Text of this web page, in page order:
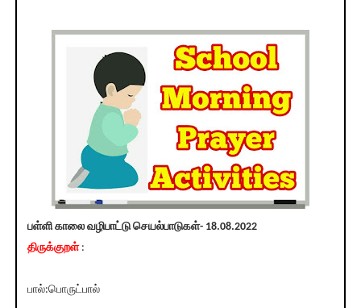
பள்ளி காலை வழிபாட்டு செயல்பாடுகள்- 18.08.2022
திருக்குறள்:
பால்:பொருட்பால்